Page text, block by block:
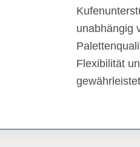
unabhängig
Flexibilität